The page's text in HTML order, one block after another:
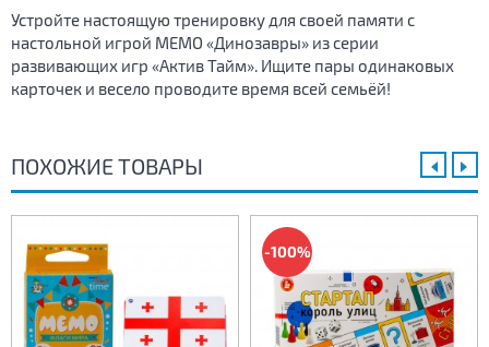
Устройте настоящую тренировку для своей памяти с
настольной игрой МЕМО «Динозавры» из серии
развивающих игр «Актив Тайм». Ищите пары одинаковых
карточек и весело проводите время всей семьёй!
ПОХОЖИЕ ТОВАРЫ
-100%